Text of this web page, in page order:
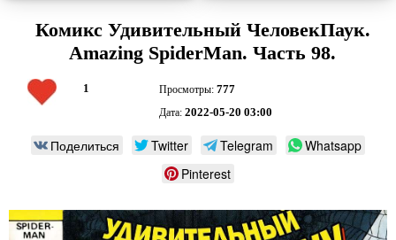
Комикс Удивительный ЧеловекПаук.
Amazing SpiderMan. Часть 98.
1 Просмотры: 777
Дата: 2022-05-20 03:00
Поделиться Twitter Telegram
Whatsapp
Pinterest